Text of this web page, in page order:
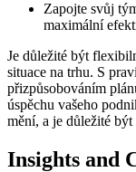
Zapojte svůj
maximální
Je důležité být
situace na trhu. S
přizpůsobováním
úspěchu vašeho
mění, a je důležité být
Insights and